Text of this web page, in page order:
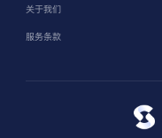
关于我们
服务条款